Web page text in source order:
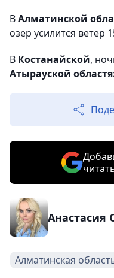
ВАлматинской
озер усилится ветер
В Костанайской,
Атырауской
Анастасия
Алматинская